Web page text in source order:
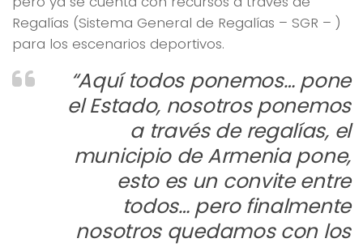
Regalías (Sistema General de Regalías – SGR – )
para los escenarios deportivos.
“Aquí todos ponemos… pone
el Estado, nosotros ponemos
a través de regalías, el
municipio de Armenia pone,
esto es un convite entre
todos… pero finalmente
nosotros quedamos con los